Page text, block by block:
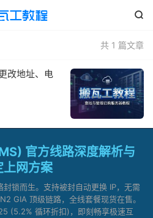

共 1 篇文章
改地址、电
官方线路深度解析与
上网方案
锁而生。支持被封自动更换 IP，无需
GIA 顶级链路，全线套餐现货在售。
(5.2% 循环折扣)，即刻畅享极速互